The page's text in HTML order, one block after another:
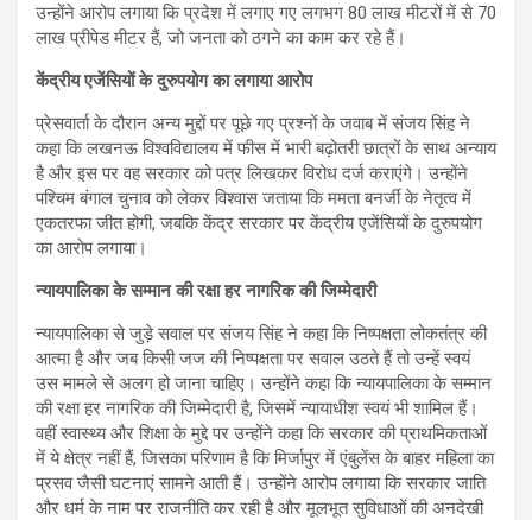
उन्होंने आरोप लगाया कि प्रदेश में लगाए गए लगभग 80 लाख मीटरों में से 70
लाख प्रीपेड मीटर हैं, जो जनता को ठगने का काम कर रहे हैं।
केंद्रीय एजेंसियों के दुरुपयोग का लगाया आरोप
प्रेसवार्ता के दौरान अन्य मुद्दों पर पूछे गए प्रश्नों के जवाब में संजय सिंह ने
कहा कि लखनऊ विश्वविद्यालय में फीस में भारी बढ़ोतरी छात्रों के साथ अन्याय
है और इस पर वह सरकार को पत्र लिखकर विरोध दर्ज कराएंगे। उन्होंने
पश्चिम बंगाल चुनाव को लेकर विश्वास जताया कि ममता बनर्जी के नेतृत्व में
एकतरफा जीत होगी, जबकि केंद्र सरकार पर केंद्रीय एजेंसियों के दुरुपयोग
का आरोप लगाया।
न्यायपालिका के सम्मान की रक्षा हर नागरिक की जिम्मेदारी
न्यायपालिका से जुड़े सवाल पर संजय सिंह ने कहा कि निष्पक्षता लोकतंत्र की
आत्मा है और जब किसी जज की निष्पक्षता पर सवाल उठते हैं तो उन्हें स्वयं
उस मामले से अलग हो जाना चाहिए। उन्होंने कहा कि न्यायपालिका के सम्मान
की रक्षा हर नागरिक की जिम्मेदारी है, जिसमें न्यायाधीश स्वयं भी शामिल हैं।
वहीं स्वास्थ्य और शिक्षा के मुद्दे पर उन्होंने कहा कि सरकार की प्राथमिकताओं
में ये क्षेत्र नहीं हैं, जिसका परिणाम है कि मिर्जापुर में एंबुलेंस के बाहर महिला का
प्रसव जैसी घटनाएं सामने आती हैं। उन्होंने आरोप लगाया कि सरकार जाति
और धर्म के नाम पर राजनीति कर रही है और मूलभूत सुविधाओं की अनदेखी